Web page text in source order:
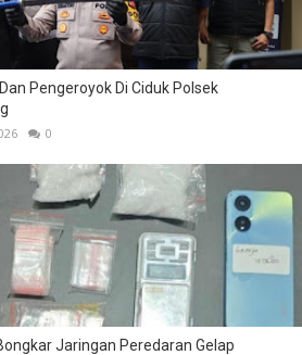
Pengeroyok Di Ciduk Polsek
0
Jaringan Peredaran Gelap